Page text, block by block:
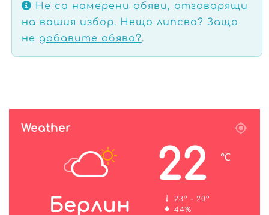
Не са намерени обяви, отговарящи
на вашия избор. Нещо липсва? Защо
не добавите обява?.
Weather
Берлин
22 ℃
23º - 20º
44%